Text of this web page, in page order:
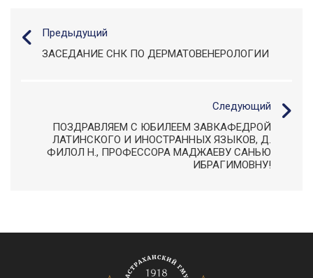
Предыдущий
ЗАСЕДАНИЕ СНК ПО ДЕРМАТОВЕНЕРОЛОГИИ
Следующий
ПОЗДРАВЛЯЕМ С ЮБИЛЕЕМ ЗАВКАФЕДРОЙ
ЛАТИНСКОГО И ИНОСТРАННЫХ ЯЗЫКОВ, Д.
ФИЛОЛ Н., ПРОФЕССОРА МАДЖАЕВУ САНЬЮ
ИБРАГИМОВНУ!